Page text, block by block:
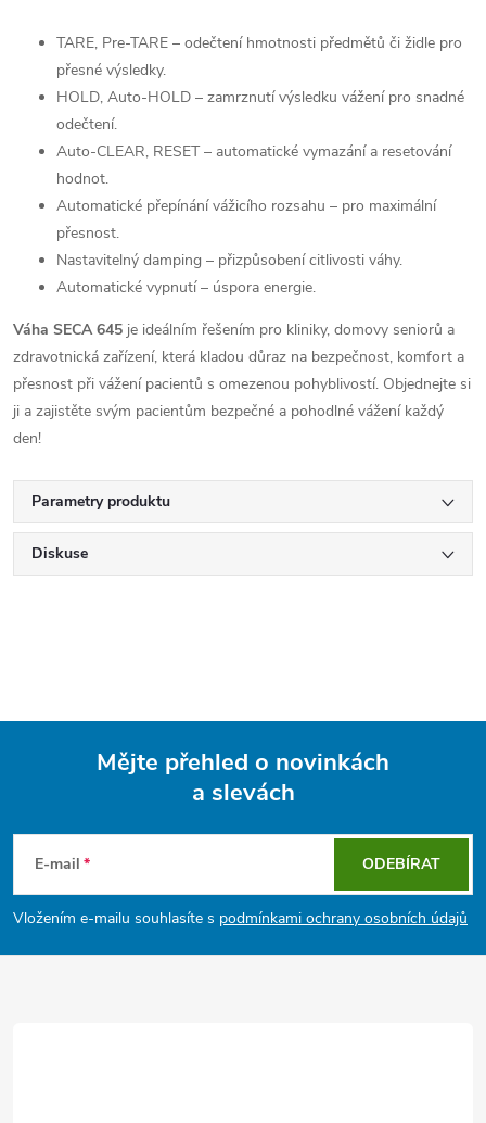
TARE, Pre-TARE – odečtení hmotnosti předmětů či židle pro
přesné výsledky.
HOLD, Auto-HOLD – zamrznutí výsledku vážení pro snadné
odečtení.
Auto-CLEAR, RESET – automatické vymazání a resetování
hodnot.
Automatické přepínání vážicího rozsahu – pro maximální
přesnost.
Nastavitelný damping – přizpůsobení citlivosti váhy.
Automatické vypnutí – úspora energie.
Váha SECA 645 je ideálním řešením pro kliniky, domovy seniorů a
zdravotnická zařízení, která kladou důraz na bezpečnost, komfort a
přesnost při vážení pacientů s omezenou pohyblivostí. Objednejte si
ji a zajistěte svým pacientům bezpečné a pohodlné vážení každý
den!
Parametry produktu
Diskuse
p
a
Mějte přehled o novinkách
a slevách
E-mail
Vložením e-mailu souhlasíte s podmínkami ochrany osobních údajů
ODEBÍRAT